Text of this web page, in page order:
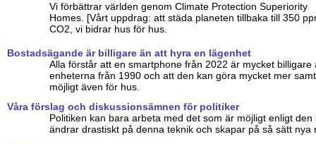
Vi förbättrar världen genom Climate Protection Superiority
Homes. [Vårt uppdrag: att städa planeten tillbaka till 350
CO2, vi bidrar hus för hus.
Bostadsägande är billigare än att hyra en lägenhet
Alla förstår att en smartphone från 2022 är mycket billigare
enheterna från 1990 och att den kan göra mycket mer
möjligt även för hus.
Våra förslag och diskussionsämnen för politiker
Politiken kan bara arbeta med det som är möjligt enligt den
ändrar drastiskt på denna teknik och skapar på så sätt nya